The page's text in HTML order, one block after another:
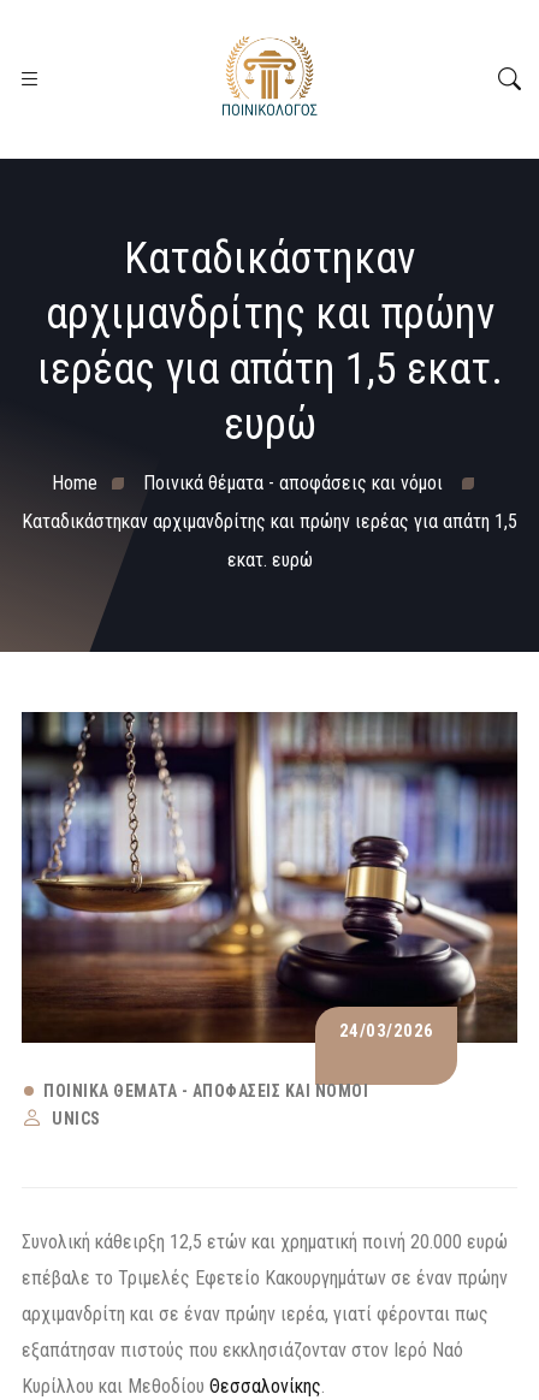
Καταδικάστηκαν
αρχιμανδρίτης και πρώην
ιερέας για απάτη 1,5 εκατ.
ευρώ
Home
Ποινικά θέματα - αποφάσεις και νόμοι
Καταδικάστηκαν αρχιμανδρίτης και πρώην ιερέας για απάτη 1,5
εκατ. ευρώ
24/03/2026
ΠΟΙΝΙΚΆ ΘΈΜΑΤΑ - ΑΠΟΦΆΣΕΙΣ ΚΑΙ ΝΌΜΟΙ
UNICS
Συνολική κάθειρξη 12,5 ετών και χρηματική ποινή 20.000 ευρώ
επέβαλε το Τριμελές Εφετείο Κακουργημάτων σε έναν πρώην
αρχιμανδρίτη και σε έναν πρώην ιερέα, γιατί φέρονται πως
εξαπάτησαν πιστούς που εκκλησιάζονταν στον Ιερό Ναό
Κυρίλλου και Μεθοδίου Θεσσαλονίκης.